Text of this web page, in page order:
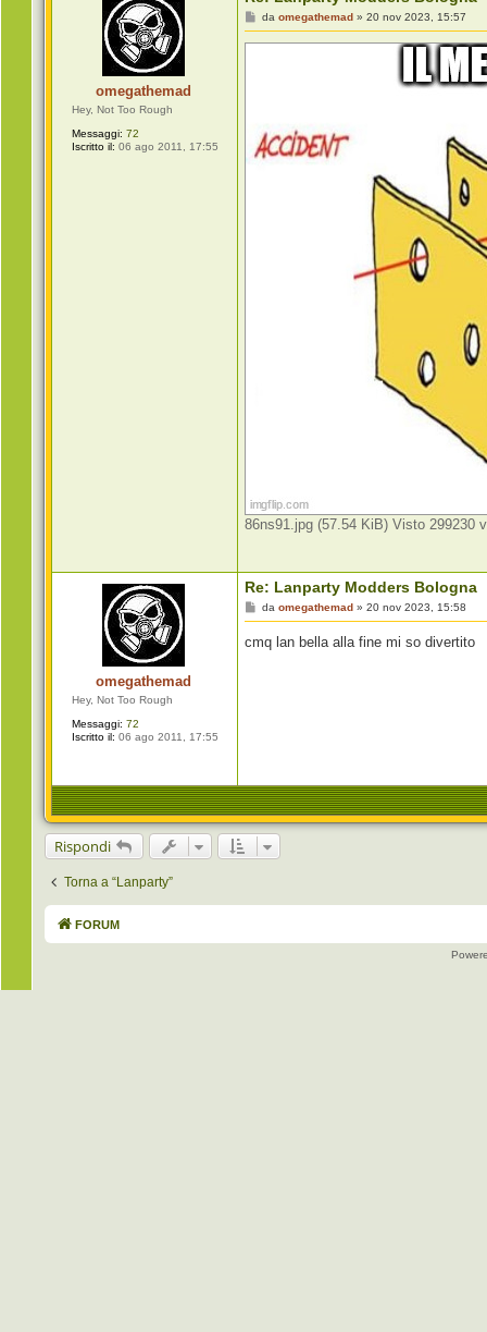
a
J
J
C
a
a
b
a
omegathemad
Hey, Not Too Rough
Messaggi: 72
Iscritto il: 06 ago 2011, 17:55
M
e
s
daomegathemad »20 nov 2023, 15:57
86ns91.jpg (57.54 KiB) Visto 299230
omegathemad
Hey, Not Too Rough
Messaggi: 72
Iscritto il: 06 ago 2011, 17:55
Re: Lanparty Modders Bologna
M
e
s
daomegathemad »20 nov 2023, 15:58
cmq lan bella alla fine mi so divertito
Rispondi
Torna a “Lanparty”
FORUM